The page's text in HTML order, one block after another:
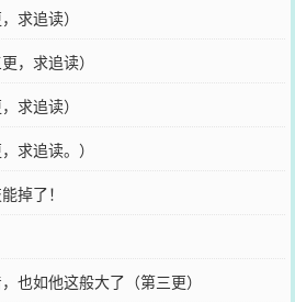
求追读）
，求追读）
求追读）
求追读。）
掉了！
也如他这般大了（第三更）